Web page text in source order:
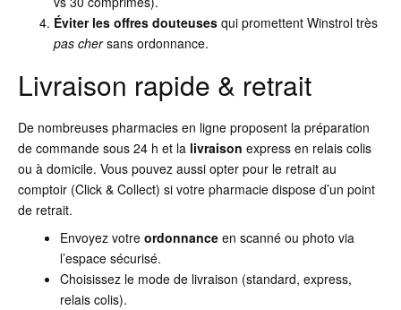
Éviter les offres douteuses qui promettent Winstrol très
pas chersans ordonnance.
Livraison rapide & retrait
De nombreuses pharmacies en ligne proposent la préparation
de commande sous 24 h et la livraison express en relais colis
ou à domicile. Vous pouvez aussi opter pour le retrait au
comptoir (Click & Collect) si votre pharmacie dispose d’un point
de retrait.
Envoyez votre ordonnanceen scanné ou photo via
l’espace sécurisé.
Choisissez le mode de livraison (standard, express,
relais colis).